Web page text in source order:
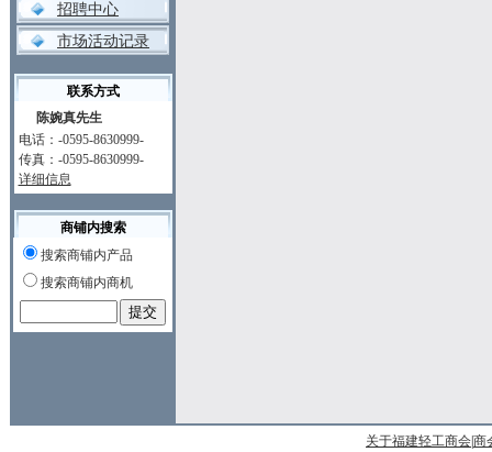
招聘中心
市场活动记录
联系方式
陈婉真先生
电话：-0595-8630999-
传真：-0595-8630999-
详细信息
商铺内搜索
搜索商铺内产品
搜索商铺内商机
关于福建轻工商会商